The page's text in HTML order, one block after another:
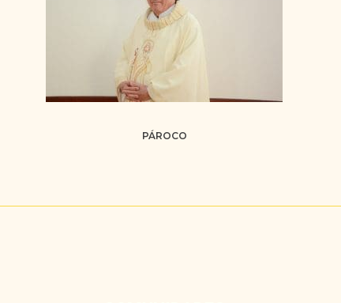
PÁROCO